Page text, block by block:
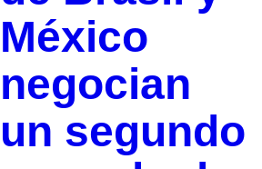
México
negocian
un segundo